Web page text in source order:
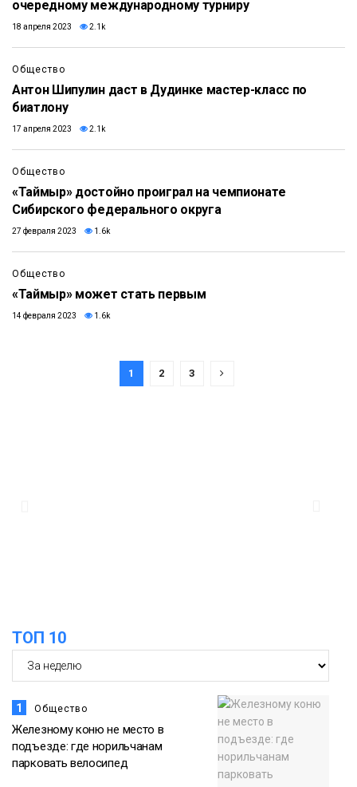
очередному международному турниру
18 апреля 2023 2.1k
Общество
Антон Шипулин даст в Дудинке мастер-класс по
биатлону
17 апреля 2023 2.1k
Общество
«Таймыр» достойно проиграл на чемпионате
Сибирского федерального округа
27 февраля 2023 1.6k
Общество
«Таймыр» может стать первым
14 февраля 2023 1.6k
1 2 3
ТОП 10
1 Общество
Железному коню не место в
подъезде: где норильчанам
парковать велосипед